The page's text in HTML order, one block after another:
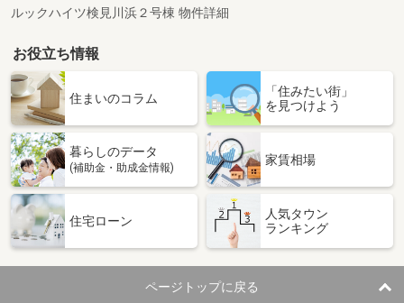
ルックハイツ検見川浜２号棟 物件詳細
お役立ち情報
住まいのコラム
「住みたい街」
を見つけよう
暮らしのデータ
(補助金・助成金情報)
家賃相場
住宅ローン
人気タウン
ランキング
ページトップに戻る